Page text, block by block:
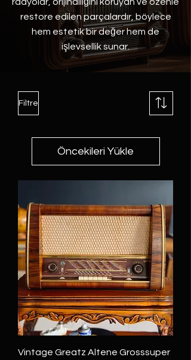
restore edilen parçalardır, böylece
hem estetik bir değer hem de
işlevsellik sunar.
Filtre
Öncekileri Yükle
Vintage Greatz Altene Grosssuper